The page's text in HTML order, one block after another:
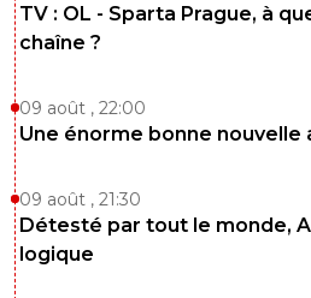
TV : OL - Sparta Prague, à
chaîne ?
09 août , 22:00
Une énorme bonne nouvelle
09 août , 21:30
Détesté par tout le monde,
logique